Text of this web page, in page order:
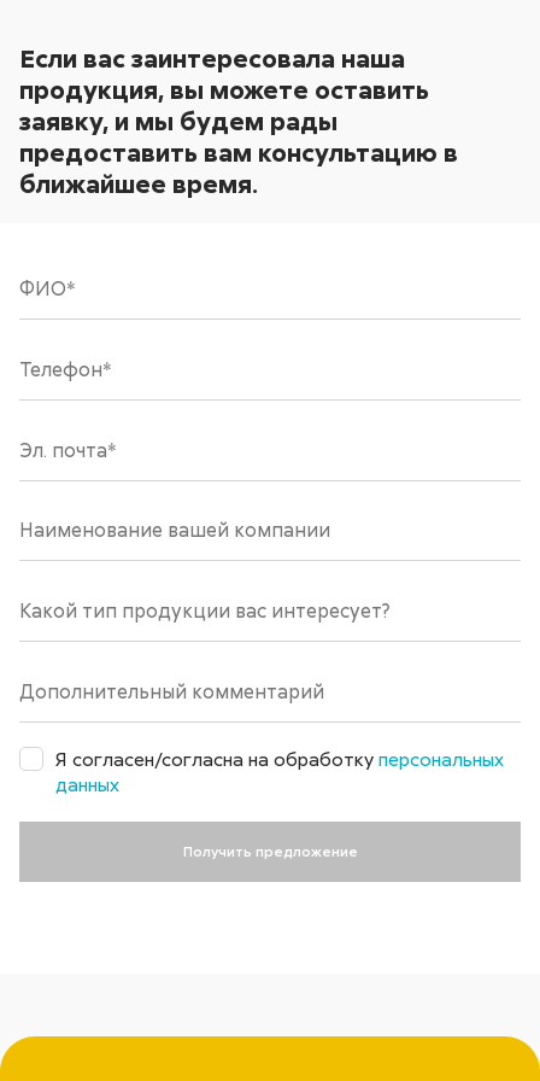
Если вас заинтересовала наша
продукция, вы можете оставить
заявку, и мы будем рады
предоставить вам консультацию в
ближайшее время.
Я согласен/согласна на обработкуперсональных
данных
Получить предложение